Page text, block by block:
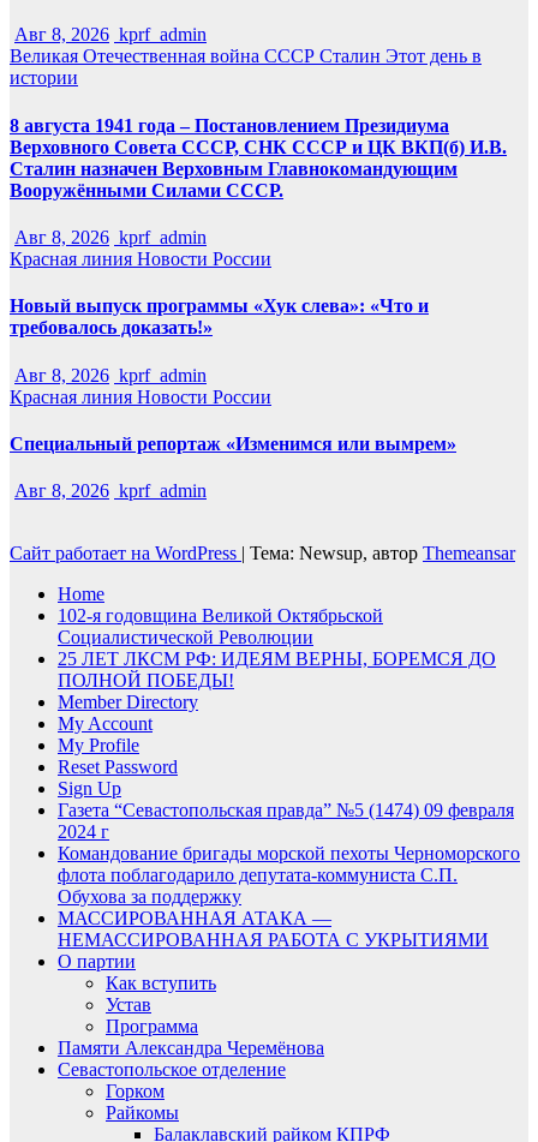
Авг 8, 2026 kprf_admin
Великая Отечественная война СССР Сталин Этот день в
истории
8 августа 1941 года – Постановлением Президиума
Верховного Совета СССР, СНК СССР и ЦК ВКП(б) И.В.
Сталин назначен Верховным Главнокомандующим
Вооружёнными Силами СССР.
Авг 8, 2026 kprf_admin
Красная линия Новости России
Новый выпуск программы «Хук слева»: «Что и
требовалось доказать!»
Авг 8, 2026 kprf_admin
Красная линия Новости России
Специальный репортаж «Изменимся или вымрем»
Авг 8, 2026 kprf_admin
Сайт работает на WordPress | Тема: Newsup, автор Themeansar
Home
102-я годовщина Великой Октябрьской
Социалистической Революции
25 ЛЕТ ЛКСМ РФ: ИДЕЯМ ВЕРНЫ, БОРЕМСЯ ДО
ПОЛНОЙ ПОБЕДЫ!
Member Directory
My Account
My Profile
Reset Password
Sign Up
Газета “Севастопольская правда” №5 (1474) 09 февраля
2024 г
Командование бригады морской пехоты Черноморского
флота поблагодарило депутата-коммуниста С.П.
Обухова за поддержку
МАССИРОВАННАЯ АТАКА —
НЕМАССИРОВАННАЯ РАБОТА С УКРЫТИЯМИ
О партии
Как вступить
Устав
Программа
Памяти Александра Черемёнова
Севастопольское отделение
Горком
Райкомы
Балаклавский райком КПРФ